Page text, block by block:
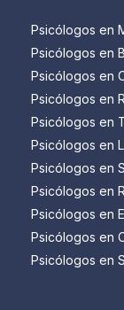
Psicólogos en
Psicólogos en
Psicólogos en
Psicólogos en
Psicólogos en
Psicólogos en
Psicólogos en
Psicólogos en
Psicólogos en
Psicólogos en
Psicólogos en